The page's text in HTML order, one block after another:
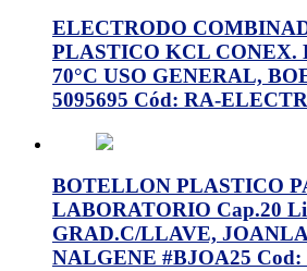
ELECTRODO
PLASTICO KCL CONEX.
70°C USO GENERAL,
5095695 Cód: RA-
BOTELLON PLASTICO
LABORATORIO Cap.20
GRAD.C/LLAVE,
NALGENE #BJOA25 Cod: